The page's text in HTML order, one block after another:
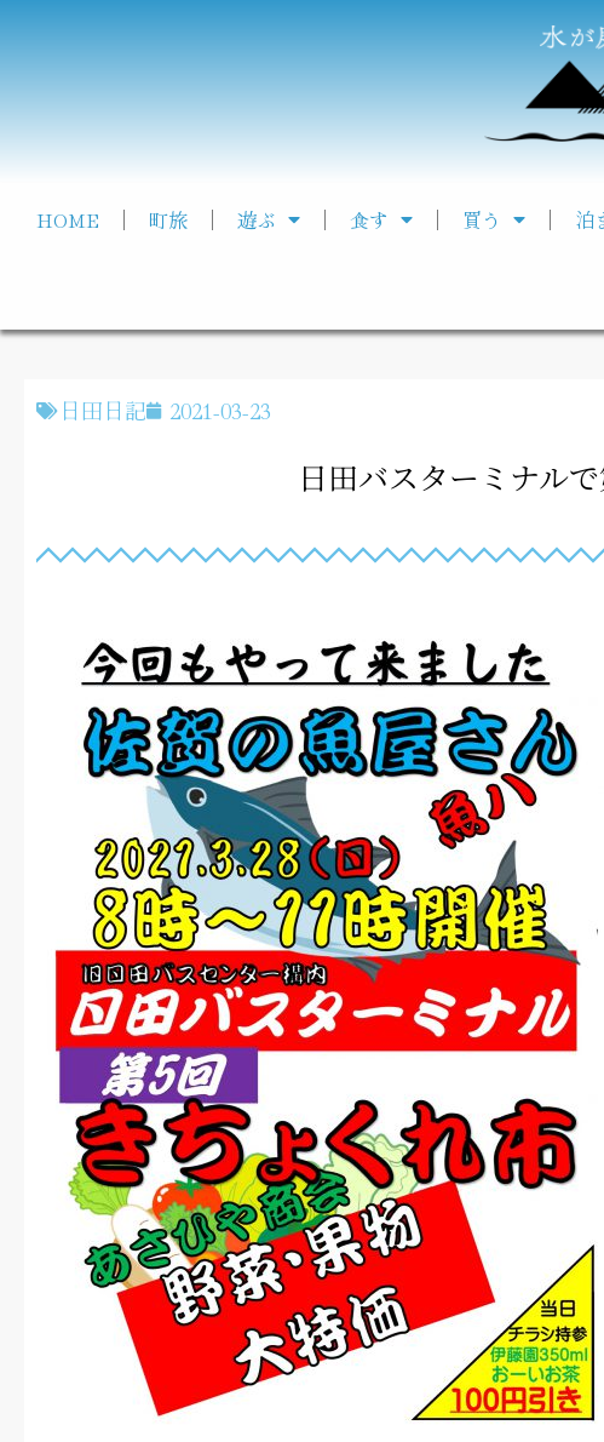
HOME 町旅 遊ぶ 食す 買う 泊
日田日記 2021-03-23
日田バスターミナル